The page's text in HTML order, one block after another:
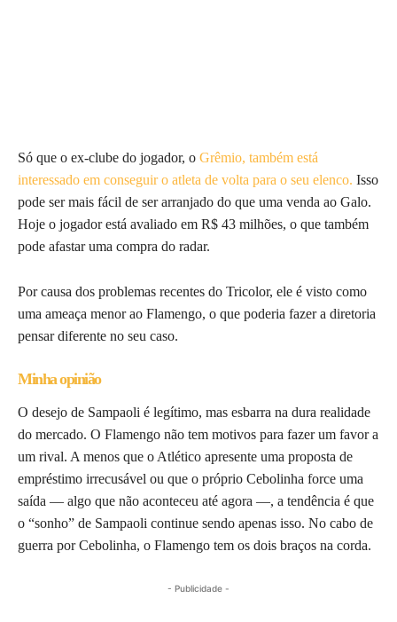
Só que o ex-clube do jogador, o Grêmio, também está
interessado em conseguir o atleta de volta para o seu elenco. Isso
pode ser mais fácil de ser arranjado do que uma venda ao Galo.
Hoje o jogador está avaliado em R$ 43 milhões, o que também
pode afastar uma compra do radar.
Por causa dos problemas recentes do Tricolor, ele é visto como
uma ameaça menor ao Flamengo, o que poderia fazer a diretoria
pensar diferente no seu caso.
Minha opinião
O desejo de Sampaoli é legítimo, mas esbarra na dura realidade
do mercado. O Flamengo não tem motivos para fazer um favor a
um rival. A menos que o Atlético apresente uma proposta de
empréstimo irrecusável ou que o próprio Cebolinha force uma
saída — algo que não aconteceu até agora —, a tendência é que
o “sonho” de Sampaoli continue sendo apenas isso. No cabo de
guerra por Cebolinha, o Flamengo tem os dois braços na corda.
- Publicidade -